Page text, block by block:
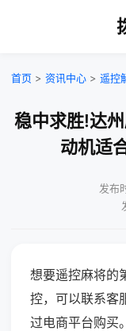
首页 > 资讯中心 > 遥控
稳中求胜!达
动机适
发布
想要遥控麻将的
控，可以联系客
过电商平台购买